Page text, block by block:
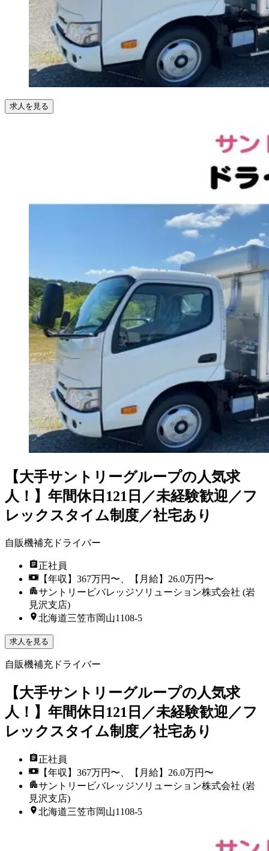
求人を見る
【大手サントリーグループの人気求
人！】年間休日121日／未経験歓迎／フ
レックスタイム制度／社宅あり
自販機補充ドライバー
正社員
【年収】367万円〜、【月給】26.0万円〜
サントリービバレッジソリューション株式会社 (岩
見沢支店)
北海道三笠市岡山1108-5
求人を見る
自販機補充ドライバー
【大手サントリーグループの人気求
人！】年間休日121日／未経験歓迎／フ
レックスタイム制度／社宅あり
正社員
【年収】367万円〜、【月給】26.0万円〜
サントリービバレッジソリューション株式会社 (岩
見沢支店)
北海道三笠市岡山1108-5